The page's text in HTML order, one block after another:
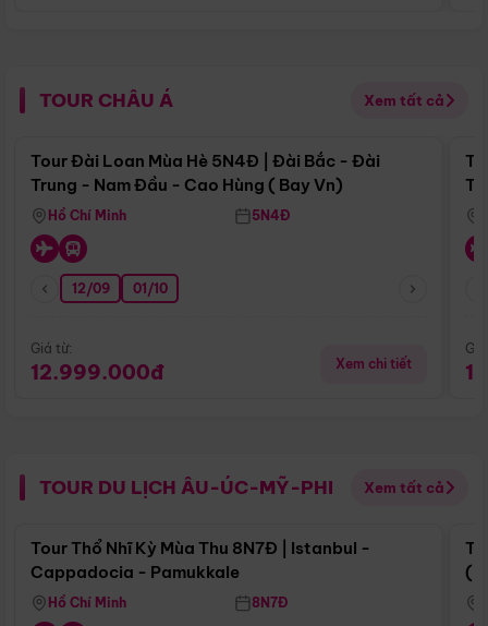
TOUR CHÂU Á Xem tất cả
Điểm nổi bật
Tour Đài Loan Mùa Hè 5N4Đ | Đài Bắc - Đài
Trung - Nam Đầu - Cao Hùng ( Bay Vn)
Hồ Chí Minh 5N4Đ
12/09 01/10
Giá từ:
12.999.000đ Xem chi tiết
TOUR DU LỊCH ÂU-ÚC-MỸ-PHI Xem tất cả
Điểm nổi bật
Tour Thổ Nhĩ Kỳ Mùa Thu 8N7Đ | Istanbul -
Cappadocia - Pamukkale
Hồ Chí Minh 8N7Đ